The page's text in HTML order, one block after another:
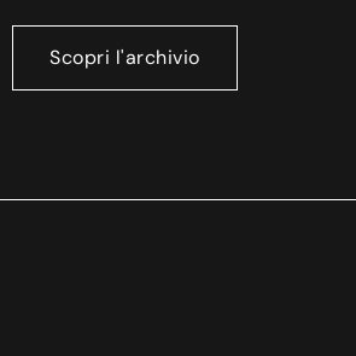
Scopri l'archivio